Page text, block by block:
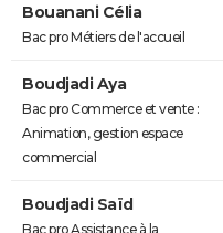
Bouanani Célia
Bac pro Métiers de l'accueil
Boudjadi Aya
Bac pro Commerce et vente :
Animation, gestion espace
commercial
Boudjadi Saïd
Bac pro Assistance à la